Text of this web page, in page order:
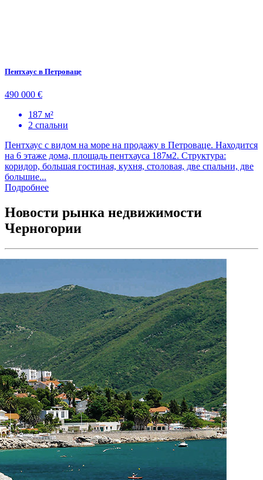
Пентхаус в Петроваце
490 000 €
187 м²
2 спальни
Пентхаус с видом на море на продажу в Петроваце. Находится
на 6 этаже дома, площадь пентхауса 187м2. Структура:
коридор, большая гостиная, кухня, столовая, две спальни, две
большие...
Подробнее
Новости рынка недвижимости
Черногории